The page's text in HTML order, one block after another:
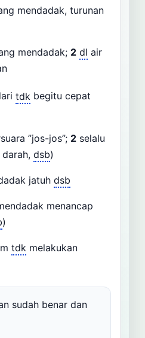
mendadak, turunan
mendadak; 2 dl air
tdk begitu cepat
”jos-jos”; 2 selalu
dsb)
jatuh dsb
menancap
)
tdk melakukan
sudah benar dan